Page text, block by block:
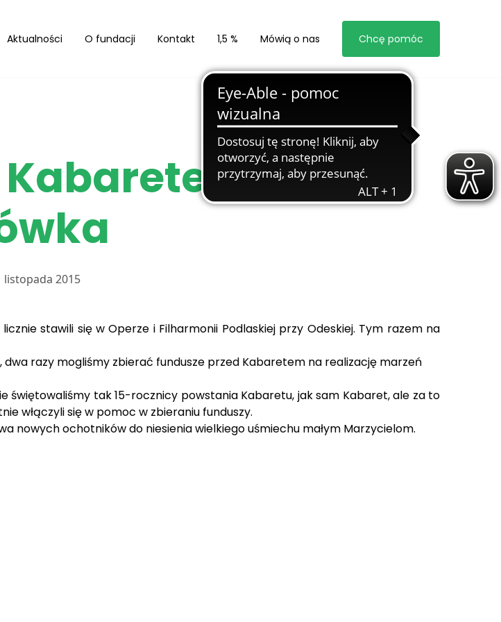
Aktualności O fundacji Kontakt 1,5 % Mówią o nas Chcę pomóc
Neo-
listopada 2015
stawili się w Operze i Filharmonii Podlaskiej przy Odeskiej. Tym razem na
dwa razy mogliśmy zbierać fundusze przed Kabaretem na realizację marzeń
świętowaliśmy tak 15-rocznicy powstania Kabaretu, jak sam Kabaret, ale za to
włączyli się w pomoc w zbieraniu funduszy.
nowych ochotników do niesienia wielkiego uśmiechu małym Marzycielom.